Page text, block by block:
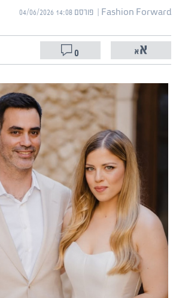
Fashion Forward | ‏ פורסם ‎04/06/2026 14:08
0